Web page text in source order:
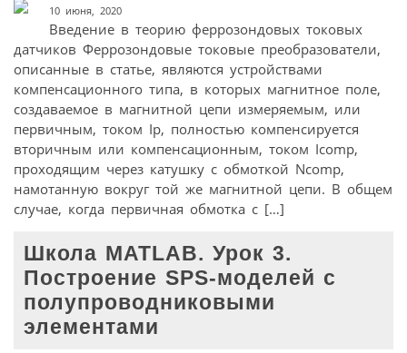
10 июня, 2020
Введение в теорию феррозондовых токовых
датчиков Феррозондовые токовые преобразователи,
описанные в статье, являются устройствами
компенсационного типа, в которых магнитное поле,
создаваемое в магнитной цепи измеряемым, или
первичным, током Ip, полностью компенсируется
вторичным или компенсационным, током Icomp,
проходящим через катушку с обмоткой Ncomp,
намотанную вокруг той же магнитной цепи. В общем
случае, когда первичная обмотка с […]
Школа MATLAB. Урок 3.
Построение SPS-моделей с
полупроводниковыми
элементами